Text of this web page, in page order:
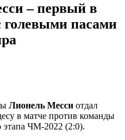
– первый в
голевыми пасами
Лионель Месси отдал
в матче против команды
этапа ЧМ-2022 (2:0).